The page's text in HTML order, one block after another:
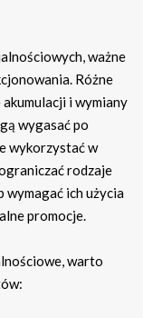
ważne
Różne
i wymiany
wygasać po
wykorzystać w
rodzaje
wymagać ich użycia
promocje.
warto